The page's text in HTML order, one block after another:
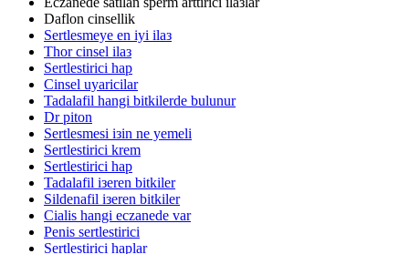
Daflon cinsellik
Sertlesmeye en iyi ilaз
Thor cinsel ilaз
Sertlestirici hap
Cinsel uyaricilar
Tadalafil hangi bitkilerde bulunur
Dr piton
Sertlesmesi iзin ne yemeli
Sertlestirici krem
Sertlestirici hap
Tadalafil iзeren bitkiler
Sildenafil iзeren bitkiler
Cialis hangi eczanede var
Penis sertlestirici
Sertlestirici haplar